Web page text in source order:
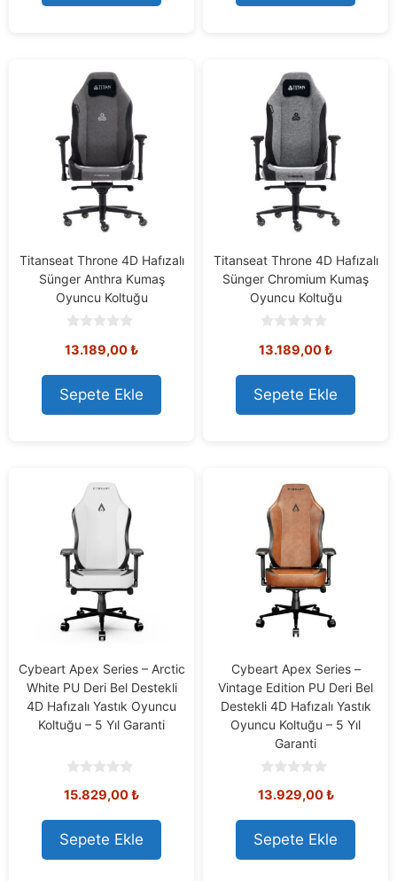
5
5
Titanseat Throne 4D Hafızalı
Sünger Anthra Kumaş
Oyuncu Koltuğu
o
t
o
f
5
13.189,00₺
Sepete Ekle
Titanseat Throne 4D Hafızalı
Sünger Chromium Kumaş
Oyuncu Koltuğu
o
t
o
f
5
13.189,00₺
Sepete Ekle
Cybeart Apex Series – Arctic
White PU Deri Bel Destekli
4D Hafızalı Yastık Oyuncu
Koltuğu – 5 Yıl Garanti
o
t
o
f
5
15.829,00₺
Sepete Ekle
Cybeart Apex Series –
Vintage Edition PU Deri Bel
Destekli 4D Hafızalı Yastık
Oyuncu Koltuğu – 5 Yıl
Garanti
o
t
o
f
5
13.929,00₺
Sepete Ekle